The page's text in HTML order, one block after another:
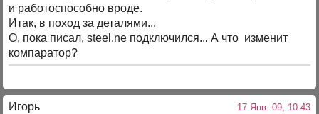
и работоспособно вроде.
Итак, в поход за деталями...
О, пока писал, steel.ne подключился... А что изменит
компаратор?
Игорь 17 Янв. 09, 10:43